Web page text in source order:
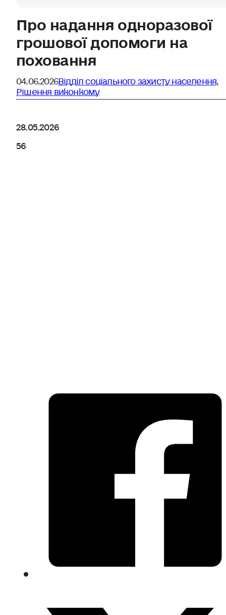
Про надання одноразової
грошової допомоги на
поховання
04.06.2026Відділ соціального захисту населення
Рішення виконкому
28.05.2026
56